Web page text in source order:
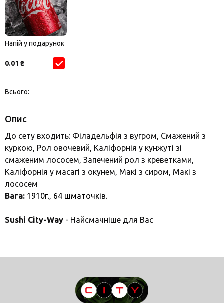
Напій у подарунок
0.01 ₴
Всього:
Опис
До сету входить: Філадельфія з вугром, Смажений з
куркою, Рол овочевий, Каліфорнія у кунжуті зі
смаженим лососем, Запечений рол з креветками,
Каліфорнія у масагі з окунем, Макі з сиром, Макі з
лососем
Вага: 1910г., 64 шматочків.
Sushi City-Way - Найсмачніше для Вас